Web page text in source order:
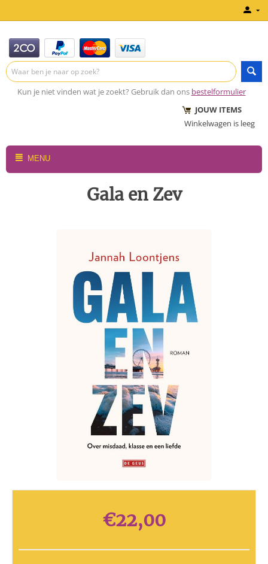
Kun je niet vinden wat je zoekt? Gebruik dan ons bestelformulier
JOUW ITEMS
Winkelwagen is leeg
MENU
Gala en Zev
€22,00